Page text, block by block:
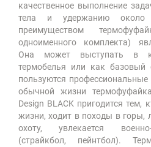
качественное выполнение
тела и удержанию
преимуществом
одноименного комплекта)
Она может выступать в
термобелья или как базовый
пользуются
обычной жизни
Design BLACK пригодится тем,
жизни, ходит в походы в
охоту, увлекается
(страйкбол, пейнтбол).